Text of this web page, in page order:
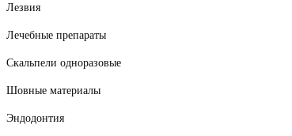
Лезвия
Лечебные препараты
Скальпели одноразовые
Шовные материалы
Эндодонтия